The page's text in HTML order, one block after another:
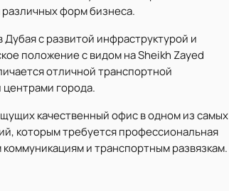
форм бизнеса.
с развитой инфраструктурой и
положение с видом на Sheikh Zayed
отличной транспортной
города.
качественный офис в одном из самых
которым требуется профессиональная
и транспортным развязкам.